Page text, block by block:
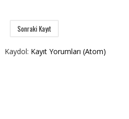
Sonraki Kayıt
Kaydol: Kayıt Yorumları (Atom)